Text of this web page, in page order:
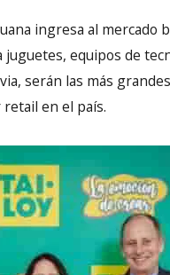
ingresa al
equipos de
serán las más
en el país.